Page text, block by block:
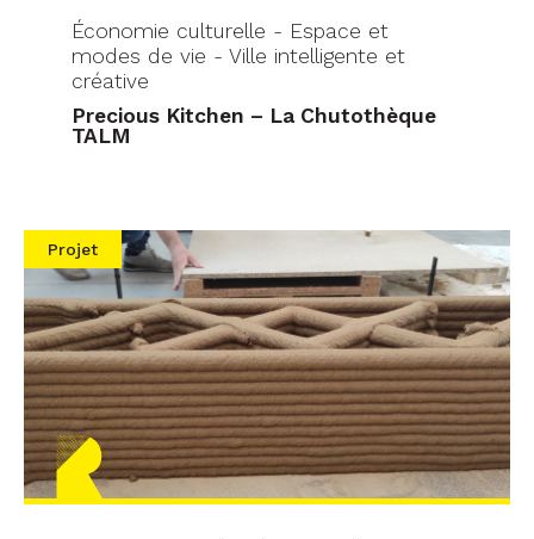
Économie culturelle - Espace et
modes de vie - Ville intelligente et
créative
Precious Kitchen – La Chutothèque
TALM
Projet